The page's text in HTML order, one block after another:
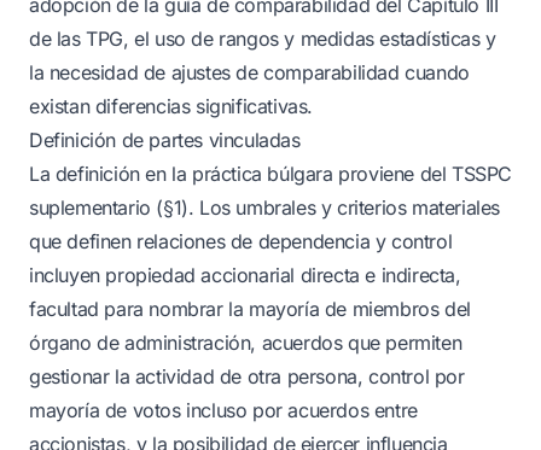
adopción de la guía de comparabilidad del Capítulo III
de las TPG, el uso de rangos y medidas estadísticas y
la necesidad de ajustes de comparabilidad cuando
existan diferencias significativas.
Definición de partes vinculadas
La definición en la práctica búlgara proviene del TSSPC
suplementario (§1). Los umbrales y criterios materiales
que definen relaciones de dependencia y control
incluyen propiedad accionarial directa e indirecta,
facultad para nombrar la mayoría de miembros del
órgano de administración, acuerdos que permiten
gestionar la actividad de otra persona, control por
mayoría de votos incluso por acuerdos entre
accionistas, y la posibilidad de ejercer influencia